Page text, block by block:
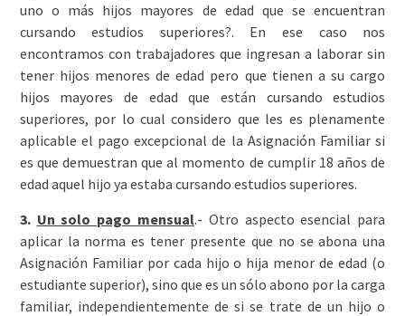
uno o más hijos mayores de edad que se encuentran
cursando estudios superiores?. En ese caso nos
encontramos con trabajadores que ingresan a laborar sin
tener hijos menores de edad pero que tienen a su cargo
hijos mayores de edad que están cursando estudios
superiores, por lo cual considero que les es plenamente
aplicable el pago excepcional de la Asignación Familiar si
es que demuestran que al momento de cumplir 18 años de
edad aquel hijo ya estaba cursando estudios superiores.
3. Un solo pago mensual.- Otro aspecto esencial para
aplicar la norma es tener presente que no se abona una
Asignación Familiar por cada hijo o hija menor de edad (o
estudiante superior), sino que es un sólo abono por la carga
familiar, independientemente de si se trate de un hijo o